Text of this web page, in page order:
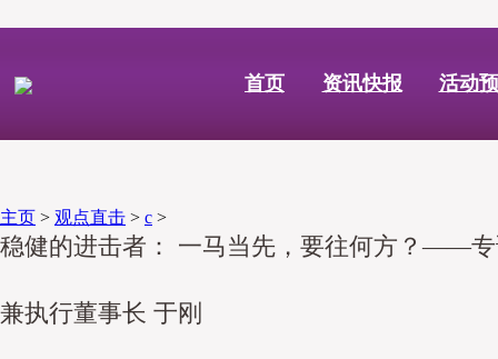
首页 资讯快报 活动
主页 > 观点直击 > c >
稳健的进击者： 一马当先，要往何方？——
兼执行董事长 于刚